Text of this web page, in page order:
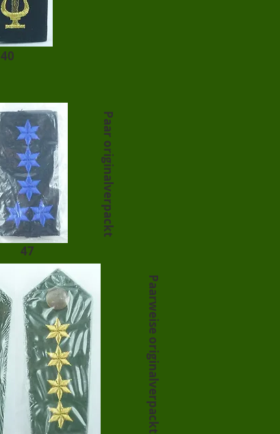
40
Paar originalverpackt
47
Paarweise originalverpackt